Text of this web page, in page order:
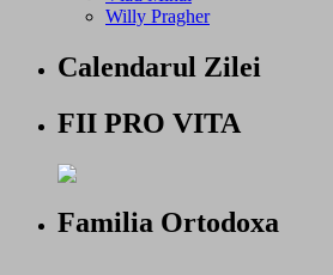
Willy Pragher
Calendarul Zilei
FII PRO VITA
Familia Ortodoxa